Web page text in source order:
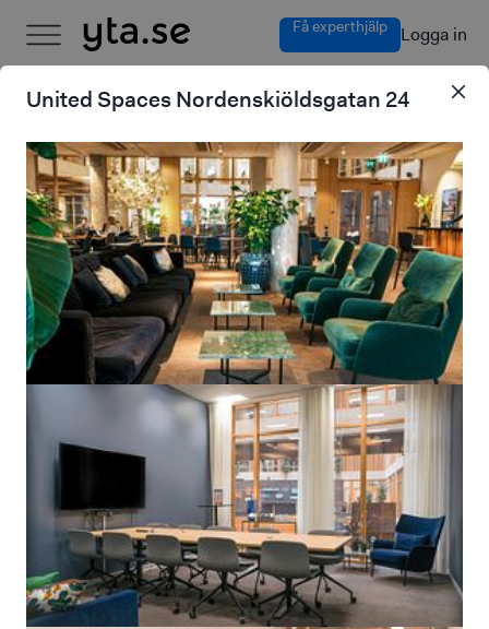
Få experthjälp Logga in
United Spaces
Nordenskiöldsgatan 24
Se alla lediga kontor på kontorshotellet United Spaces
Nordenskiöldsgatan 24.
Malmö
Malmö City Nordenskiöldsgatan24
Modern inredning
Kreativ miljö
Alla bilder
United Spaces Nordenskiöldsgatan 24